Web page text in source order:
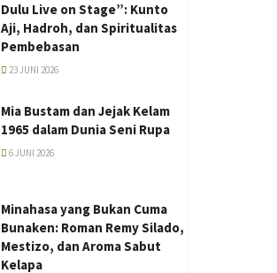
Dulu Live on Stage”: Kunto
Aji, Hadroh, dan Spiritualitas
Pembebasan
23 JUNI 2026
Mia Bustam dan Jejak Kelam
1965 dalam Dunia Seni Rupa
6 JUNI 2026
Minahasa yang Bukan Cuma
Bunaken: Roman Remy Silado,
Mestizo, dan Aroma Sabut
Kelapa